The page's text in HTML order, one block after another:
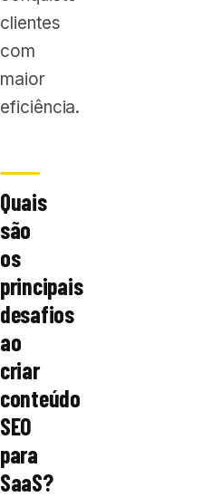
clientes
com
maior
eficiência.
Quais
são
os
principais
desafios
ao
criar
conteúdo
SEO
para
SaaS?